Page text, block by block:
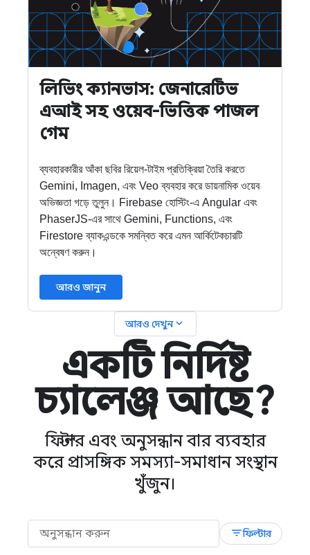
লিভিং ক্যানভাস: জেনারেটিভ
এআই সহ ওয়েব-ভিত্তিক পাজল
গেম
ব্যবহারকারীর আঁকা ছবির রিয়েল-টাইম প্রতিক্রিয়া তৈরি করতে
Gemini, Imagen, এবং Veo ব্যবহার করে ডায়নামিক ওয়েব
অভিজ্ঞতা গড়ে তুলুন। Firebase হোস্টিং-এ Angular এবং
PhaserJS-এর সাথে Gemini, Functions, এবং
Firestore ব্যাকএন্ডকে সমন্বিত করে এমন আর্কিটেকচারটি
অন্বেষণ করুন।
আরও জানুন
আরও দেখুনexpand_more
একটি নির্দিষ্ট
চ্যালেঞ্জ আছে?
ফিল্টার এবং অনুসন্ধান বার ব্যবহার
করে প্রাসঙ্গিক সমস্যা-সমাধান সংস্থান
খুঁজুন।
filter_listফিল্টার